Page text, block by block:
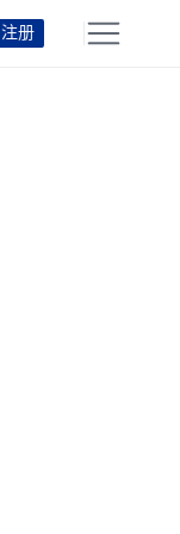
注册